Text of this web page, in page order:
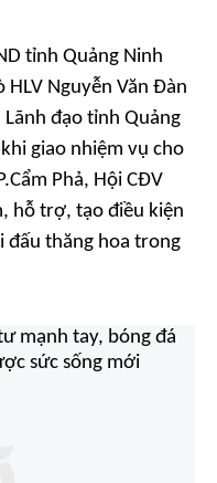
tỉnh Quảng Ninh
Nguyễn Văn Đàn
đạo tỉnh Quảng
giao nhiệm vụ cho
Phả, Hội CĐV
hỗ trợ, tạo điều kiện
đấu thăng hoa trong